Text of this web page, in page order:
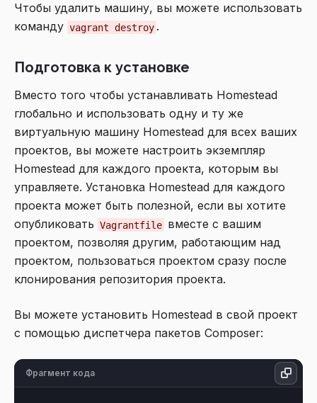
Чтобы удалить машину, вы можете использовать
команду vagrant destroy .
Подготовка к установке
Вместо того чтобы устанавливать Homestead
глобально и использовать одну и ту же
виртуальную машину Homestead для всех ваших
проектов, вы можете настроить экземпляр
Homestead для каждого проекта, которым вы
управляете. Установка Homestead для каждого
проекта может быть полезной, если вы хотите
опубликовать Vagrantfile вместе с вашим
проектом, позволяя другим, работающим над
проектом, пользоваться проектом сразу после
клонирования репозитория проекта.
Вы можете установить Homestead в свой проект
с помощью диспетчера пакетов Composer:
Фрагмент кода